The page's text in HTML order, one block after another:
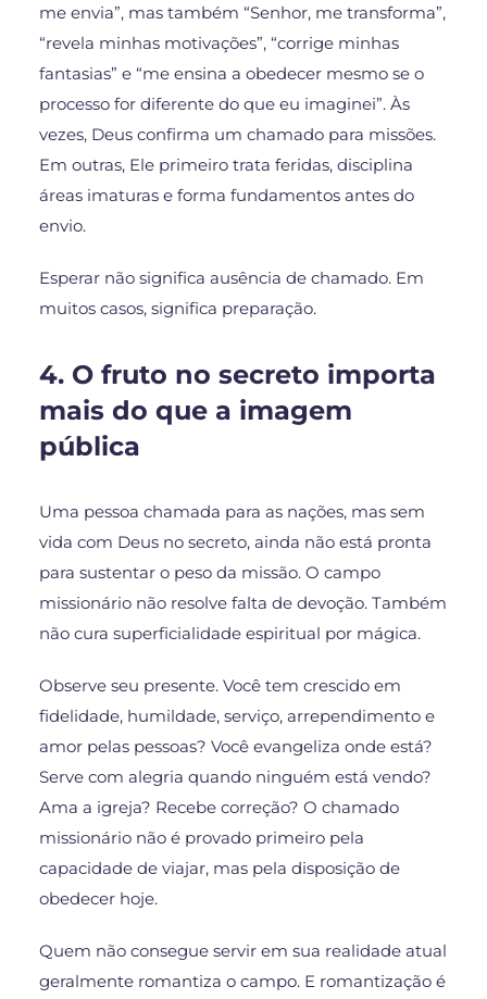
me envia”, mas também “Senhor, me transforma”,
“revela minhas motivações”, “corrige minhas
fantasias” e “me ensina a obedecer mesmo se o
processo for diferente do que eu imaginei”. Às
vezes, Deus confirma um chamado para missões.
Em outras, Ele primeiro trata feridas, disciplina
áreas imaturas e forma fundamentos antes do
envio.
Esperar não significa ausência de chamado. Em
muitos casos, significa preparação.
4. O fruto no secreto importa
mais do que a imagem
pública
Uma pessoa chamada para as nações, mas sem
vida com Deus no secreto, ainda não está pronta
para sustentar o peso da missão. O campo
missionário não resolve falta de devoção. Também
não cura superficialidade espiritual por mágica.
Observe seu presente. Você tem crescido em
fidelidade, humildade, serviço, arrependimento e
amor pelas pessoas? Você evangeliza onde está?
Serve com alegria quando ninguém está vendo?
Ama a igreja? Recebe correção? O chamado
missionário não é provado primeiro pela
capacidade de viajar, mas pela disposição de
obedecer hoje.
Quem não consegue servir em sua realidade atual
geralmente romantiza o campo. E romantização é